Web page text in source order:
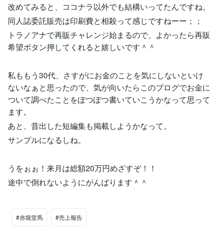
改めてみると、ココナラ以外でも結構いってたんですね。
同人誌委託販売は印刷費と相殺って感じですねーー；；
トラノアナで再販チャレンジ始まるので、よかったら再販
希望ボタン押してくれると嬉しいです＾＾
私ももう30代、さすがにお金のことを気にしないといけ
ないなぁと思ったので、気が向いたらこのブログでお金に
ついて調べたことをぽつぽつ書いていこうかなって思って
ます。
あと、昔出した短編集も掲載しようかなって。
サンプルになるしね。
うをぉぉ！来月は総額20万円めざすぞ！！
途中で倒れないようにがんばります＾＾
#赤堀堂馬 #売上報告